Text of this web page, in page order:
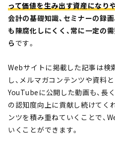
って価値を生み出す資産になり
会計の基礎知識、セミナーの録
も陳腐化しにくく、常に一定の
ら です。
Webサイトに掲載した記事は検
し、メルマガコンテンツや資料
YouTubeに公開した動画も、長
の認知度向上に貢献し続けてく
ンツを積み重ねていくことで、
いくことができます。